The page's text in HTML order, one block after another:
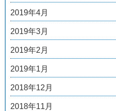
2019年4月
2019年3月
2019年2月
2019年1月
2018年12月
2018年11月